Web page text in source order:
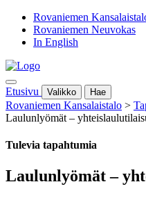
Rovaniemen
Rovaniemen Neuvokas
In English
Etusivu Valikko Hae
Rovaniemen Kansalaistalo >
Laulunlyömät –
Tulevia tapahtumia
Laulunlyömät –